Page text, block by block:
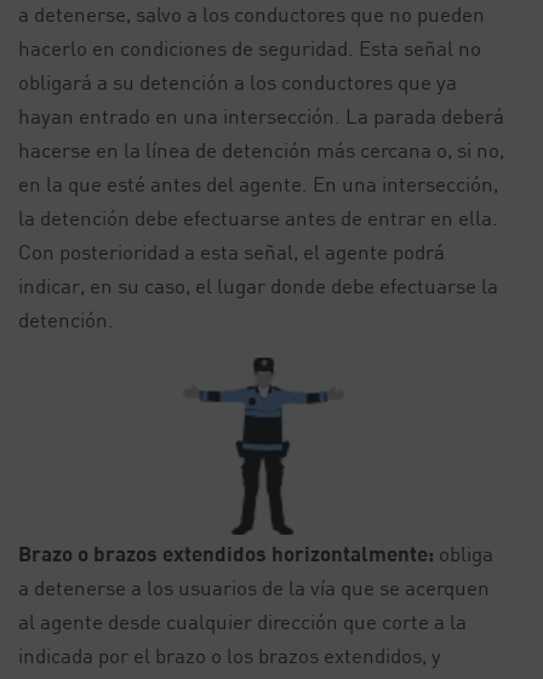
a detenerse, salvo a los conductores que no pueden
hacerlo en condiciones de seguridad. Esta señal no
obligará a su detención a los conductores que ya
hayan entrado en una intersección. La parada deberá
hacerse en la línea de detención más cercana o, si no,
en la que esté antes del agente. En una intersección,
la detención debe efectuarse antes de entrar en ella.
Con posterioridad a esta señal, el agente podrá
indicar, en su caso, el lugar donde debe efectuarse la
detención.
Brazo o brazos extendidos horizontalmente: obliga
a detenerse a los usuarios de la vía que se acerquen
al agente desde cualquier dirección que corte a la
indicada por el brazo o los brazos extendidos, y